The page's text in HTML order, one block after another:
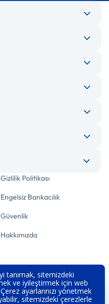
Gizlilik Politikası
Engelsiz Bankacılık
Güvenlik
Hakkımızda